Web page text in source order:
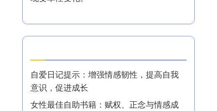
自爱日记提示：增强情感韧性，提高自我
意识，促进成长
女性最佳自助书籍：赋权、正念与情感成